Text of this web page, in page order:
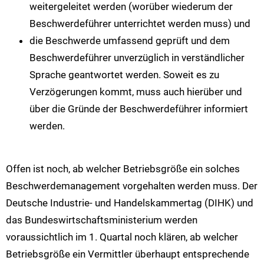
weitergeleitet werden (worüber wiederum der
Beschwerdeführer unterrichtet werden muss) und
die Beschwerde umfassend geprüft und dem
Beschwerdeführer unverzüglich in verständlicher
Sprache geantwortet werden. Soweit es zu
Verzögerungen kommt, muss auch hierüber und
über die Gründe der Beschwerdeführer informiert
werden.
Offen ist noch, ab welcher Betriebsgröße ein solches
Beschwerdemanagement vorgehalten werden muss. Der
Deutsche Industrie- und Handelskammertag (DIHK) und
das Bundeswirtschaftsministerium werden
voraussichtlich im 1. Quartal noch klären, ab welcher
Betriebsgröße ein Vermittler überhaupt entsprechende